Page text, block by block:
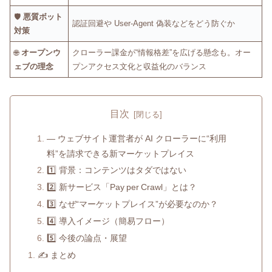
🛡悪質ボット
対策
認証回避や User‑Agent 偽装などをどう防ぐか
🌐 オープンウ
ェブの理念
クローラー課金が“情報格差”を広げる懸念も。オー
プンアクセス文化と収益化のバランス
目次
― ウェブサイト運営者が AI クローラーに“利用
料”を請求できる新マーケットプレイス
1️⃣ 背景：コンテンツはタダではない
2️⃣ 新サービス「Pay per Crawl」とは？
3️⃣ なぜ“マーケットプレイス”が必要なのか？
4️⃣ 導入イメージ（簡易フロー）
5️⃣ 今後の論点・展望
✍️ まとめ